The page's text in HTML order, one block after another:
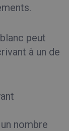
peut
à un de
nombre